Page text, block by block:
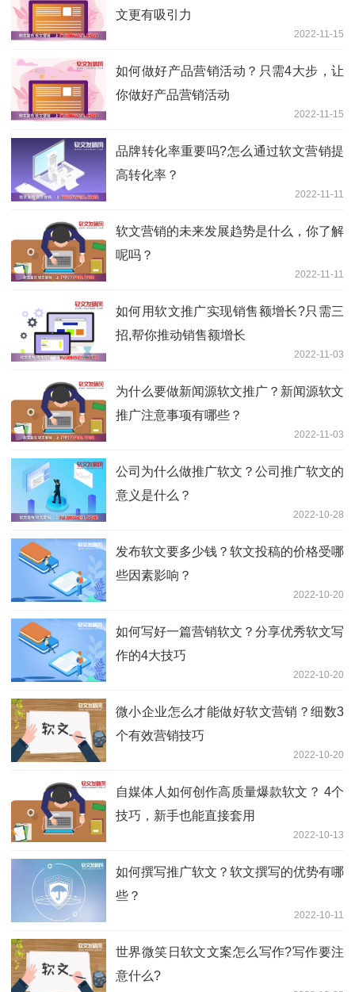
文更有吸引力
2022-11-15
如何做好产品营销活动？只需4大步，让
你做好产品营销活动
2022-11-15
品牌转化率重要吗?怎么通过软文营销提
高转化率？
2022-11-11
软文营销的未来发展趋势是什么，你了解
呢吗？
2022-11-11
如何用软文推广实现销售额增长?只需三
招,帮你推动销售额增长
2022-11-03
为什么要做新闻源软文推广？新闻源软文
推广注意事项有哪些？
2022-11-03
公司为什么做推广软文？公司推广软文的
意义是什么？
2022-10-28
发布软文要多少钱？软文投稿的价格受哪
些因素影响？
2022-10-20
如何写好一篇营销软文？分享优秀软文写
作的4大技巧
2022-10-20
微小企业怎么才能做好软文营销？细数3
个有效营销技巧
2022-10-20
自媒体人如何创作高质量爆款软文？ 4个
技巧，新手也能直接套用
2022-10-13
如何撰写推广软文？软文撰写的优势有哪
些？
2022-10-11
世界微笑日软文文案怎么写作?写作要注
意什么?